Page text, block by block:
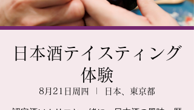
日本酒テイスティング
体験
8月21日周四 日本、東京都